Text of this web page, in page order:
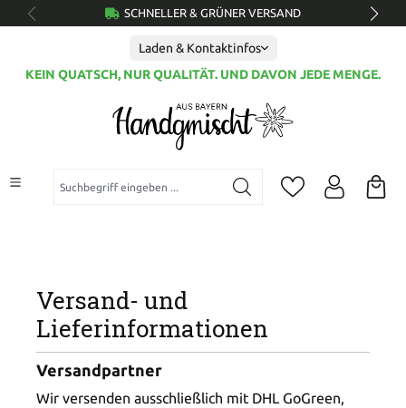
springen SCHNELLER & GRÜNER VERSAND
Laden & Kontaktinfos
KEIN QUATSCH, NUR QUALITÄT. UND DAVON JEDE MENGE.
Suchbegriff eingeben ...
Versand- und
Lieferinformationen
Versandpartner
Wir versenden ausschließlich mit DHL GoGreen,